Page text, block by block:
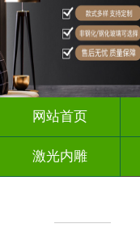
网站首页
激光内雕